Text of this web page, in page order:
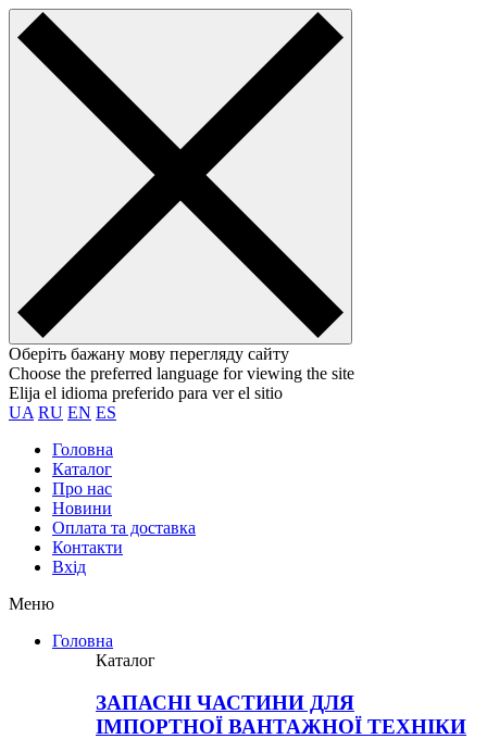
Оберіть бажану мову перегляду сайту
Choose the preferred language for viewing the site
Elija el idioma preferido para ver el sitio
UA RU EN ES
Головна
Каталог
Про нас
Новини
Оплата та доставка
Контакти
Вхiд
Меню
Головна
Каталог
ЗАПАСНІ ЧАСТИНИ ДЛЯ
ІМПОРТНОЇ ВАНТАЖНОЇ ТЕХНІКИ